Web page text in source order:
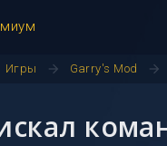
Игры arrow_forward Garry's Mod arrow_forward